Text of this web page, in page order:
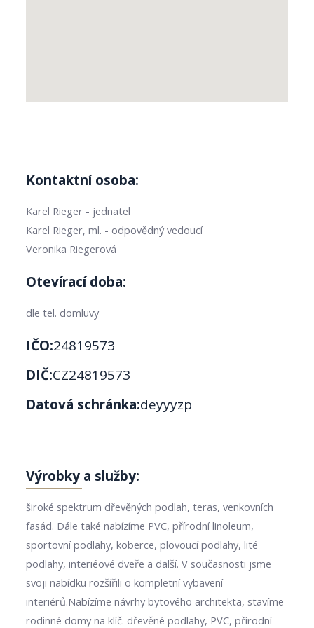
Kontaktní osoba:
Karel Rieger - jednatel
Karel Rieger, ml. - odpovědný vedoucí
Veronika Riegerová
Otevírací doba:
dle tel. domluvy
IČO:24819573
DIČ:CZ24819573
Datová schránka:deyyyzp
Výrobky a služby:
široké spektrum dřevěných podlah, teras, venkovních
fasád. Dále také nabízíme PVC, přírodní linoleum,
sportovní podlahy, koberce, plovoucí podlahy, lité
podlahy, interiéové dveře a další. V současnosti jsme
svoji nabídku rozšířili o kompletní vybavení
interiérů.Nabízíme návrhy bytového architekta, stavíme
rodinné domy na klíč. dřevěné podlahy, PVC, přírodní